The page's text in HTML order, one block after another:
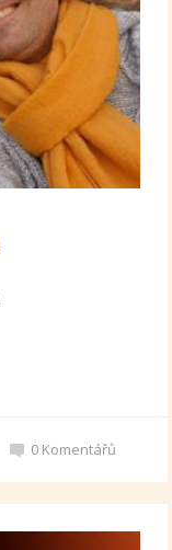
0 Komentářů